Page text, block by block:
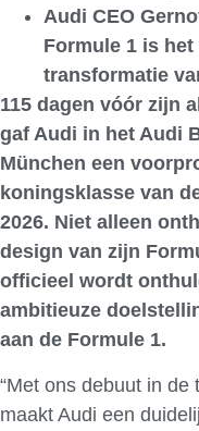
Audi CEO
Formule 1 is
transformatie
115 dagen vóór zijn
gaf Audi in het Audi
München een
koningsklasse van
2026. Niet alleen
design van zijn
officieel wordt
ambitieuze
aan de Formule 1.
“Met ons debuut in
maakt Audi een